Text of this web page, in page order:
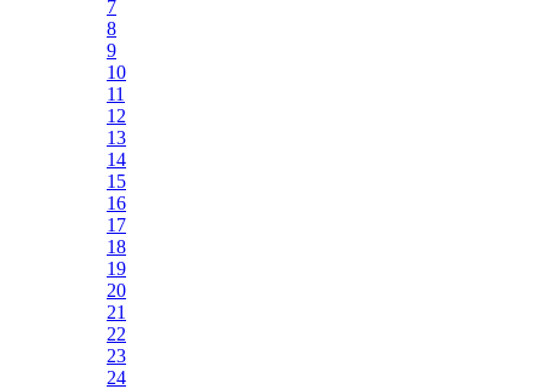
7
8
9
10
11
12
13
14
15
16
17
18
19
20
21
22
23
24